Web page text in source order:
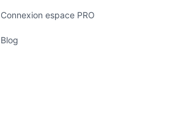
Connexion espace PRO
Blog